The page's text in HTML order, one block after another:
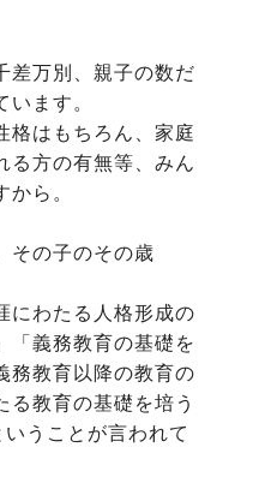
差万別、親子の数だ
ます。
格はもちろん、家庭
る方の有無等、みん
ら。
その子のその歳
にわたる人格形成の
「義務教育の基礎を
務教育以降の教育の
る教育の基礎を培う
うことが言われて